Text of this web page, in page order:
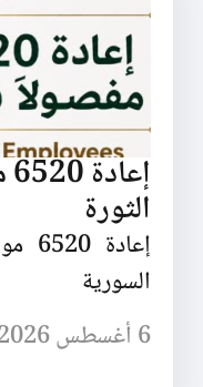
الثورة
السورية
6 أغسطس 2026